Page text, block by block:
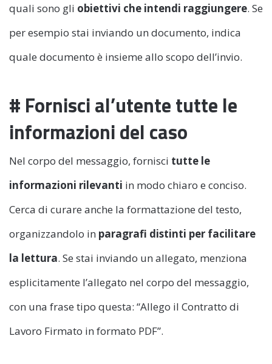
quali sono gli obiettivi che intendi raggiungere. Se
per esempio stai inviando un documento, indica
quale documento è insieme allo scopo dell’invio.
# Fornisci al’utente tutte le
informazioni del caso
Nel corpo del messaggio, fornisci tutte le
informazioni rilevanti in modo chiaro e conciso.
Cerca di curare anche la formattazione del testo,
organizzandolo in paragrafi distinti per facilitare
la lettura. Se stai inviando un allegato, menziona
esplicitamente l’allegato nel corpo del messaggio,
con una frase tipo questa: “Allego il Contratto di
Lavoro Firmato in formato PDF”.